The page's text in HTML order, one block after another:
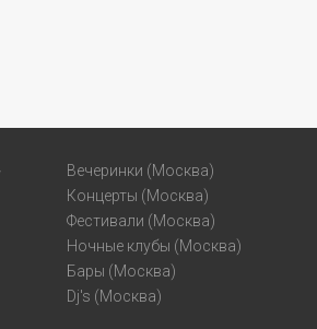
Вечеринки (Москва)
Концерты (Москва)
Фестивали (Москва)
Ночные клубы (Москва)
Бары (Москва)
Dj's (Москва)